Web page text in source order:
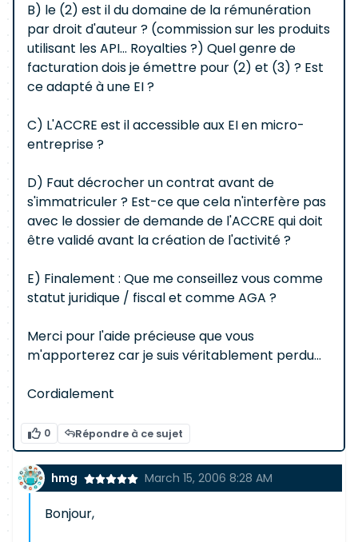
B) le (2) est il du domaine de la rémunération
par droit d'auteur ? (commission sur les produits
utilisant les API... Royalties ?) Quel genre de
facturation dois je émettre pour (2) et (3) ? Est
ce adapté à une EI ?
C) L'ACCRE est il accessible aux EI en micro-
entreprise ?
D) Faut décrocher un contrat avant de
s'immatriculer ? Est-ce que cela n'interfère pas
avec le dossier de demande de l'ACCRE qui doit
être validé avant la création de l'activité ?
E) Finalement : Que me conseillez vous comme
statut juridique / fiscal et comme AGA ?
Merci pour l'aide précieuse que vous
m'apporterez car je suis véritablement perdu...
Cordialement
0 Répondre à ce sujet
hmg March 15, 2006 8:28 AM
Bonjour,